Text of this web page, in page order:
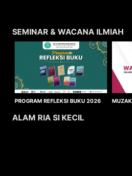
SEMINAR & WACANA ILMIAH
PROGRAM REFLEKSI BUKU 2026
ALAM RIA SI KECIL